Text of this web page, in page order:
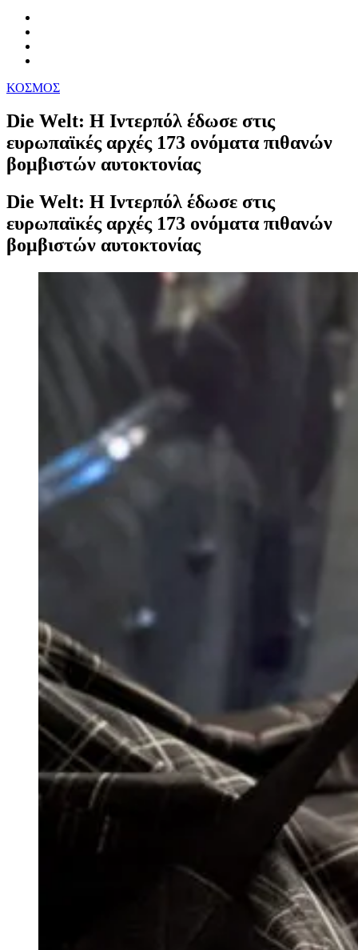
ΚΟΣΜΟΣ
Die Welt: Η Ιντερπόλ έδωσε στις
ευρωπαϊκές αρχές 173 ονόματα πιθανών
βομβιστών αυτοκτονίας
Die Welt: Η Ιντερπόλ έδωσε στις
ευρωπαϊκές αρχές 173 ονόματα πιθανών
βομβιστών αυτοκτονίας